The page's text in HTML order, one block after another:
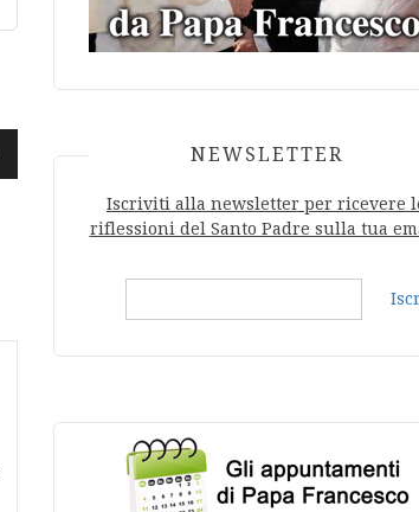
NEWSLETTER
Iscriviti alla newsletter per ricevere
riflessioni del Santo Padre sulla tua